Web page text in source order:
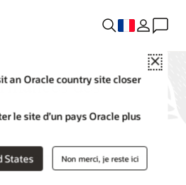
Close
an Oracle country site closer
le site d’un pays Oracle plus
States Non merci, je reste ici
des
performances des applications